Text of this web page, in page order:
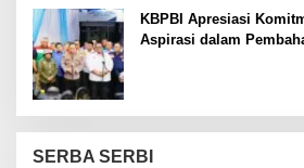
KBPBI Apresiasi
Aspirasi dalam
SERBA SERBI